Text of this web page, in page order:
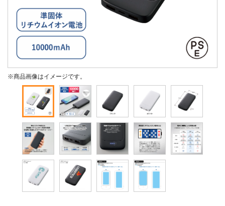
※商品画像はイメージです。